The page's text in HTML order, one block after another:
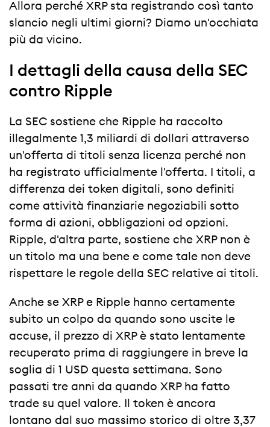
Allora perché XRP sta registrando così tanto
slancio negli ultimi giorni? Diamo un'occhiata
più da vicino.
I dettagli della causa della SEC
contro Ripple
La SEC sostiene che Ripple ha raccolto
illegalmente 1,3 miliardi di dollari attraverso
un'offerta di titoli senza licenza perché non
ha registrato ufficialmente l'offerta. I titoli, a
differenza dei token digitali, sono definiti
come attività finanziarie negoziabili sotto
forma di azioni, obbligazioni od opzioni.
Ripple, d'altra parte, sostiene che XRP non è
un titolo ma una bene e come tale non deve
rispettare le regole della SEC relative ai titoli.
Anche se XRP e Ripple hanno certamente
subito un colpo da quando sono uscite le
accuse, il prezzo di XRP è stato lentamente
recuperato prima di raggiungere in breve la
soglia di 1 USD questa settimana. Sono
passati tre anni da quando XRP ha fatto
trade su quel valore. Il token è ancora
lontano dal suo massimo storico di oltre 3,37